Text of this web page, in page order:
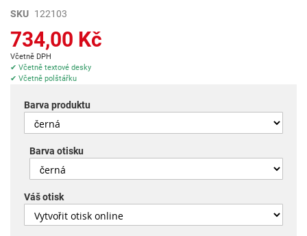
Přeskočit
začátek
galerie
s
obrázky
SKU 122103
734,00 Kč
Včetně DPH
✔ Včetně textové desky
✔ Včetně polštářku
Barva produktu
Barva otisku
Váš otisk